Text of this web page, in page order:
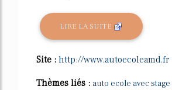
LIRE LA SUITE
Site : http://www.autoecoleamd.fr
Thèmes liés : auto ecole avec